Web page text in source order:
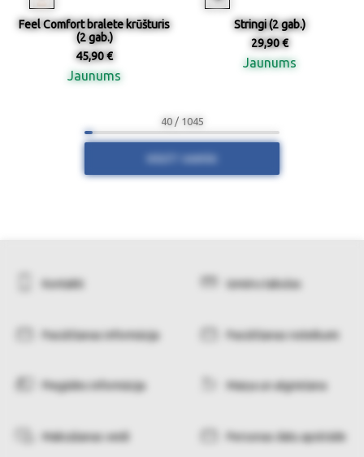
Feel Comfort bralete krūšturis
(2 gab.)
45,90 €
Jaunums
Stringi (2 gab.)
29,90 €
Jaunums
40 / 1045
Kontakti Izmēru tabulas
Pasūtīšanas informācija Pasūtīšanas noteikumi
Piegādes informācija Maiņa un atgriešana
Maksāšanas veidi Personas datu apstrāde